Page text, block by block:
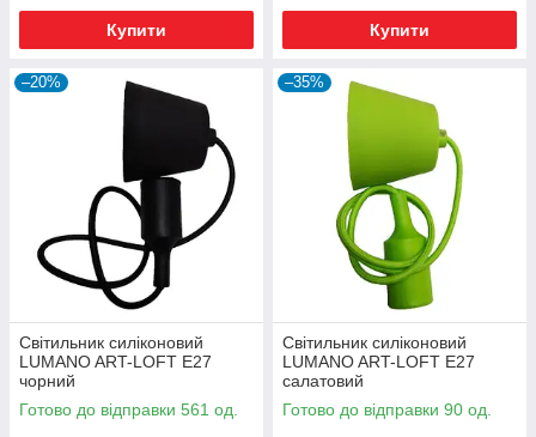
Купити Купити
–20%
Світильник силіконовий
LUMANO ART-LOFT E27
чорний
Готово до відправки 561 од.
–35%
Світильник силіконовий
LUMANO ART-LOFT E27
салатовий
Готово до відправки 90 од.